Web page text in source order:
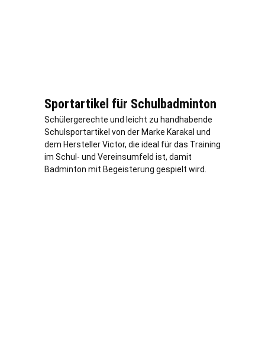
Sportartikel für Schulbadminton
Schülergerechte und leicht zu handhabende
Schulsportartikel von der Marke Karakal und
dem Hersteller Victor, die ideal für das Training
im Schul- und Vereinsumfeld ist, damit
Badminton mit Begeisterung gespielt wird.